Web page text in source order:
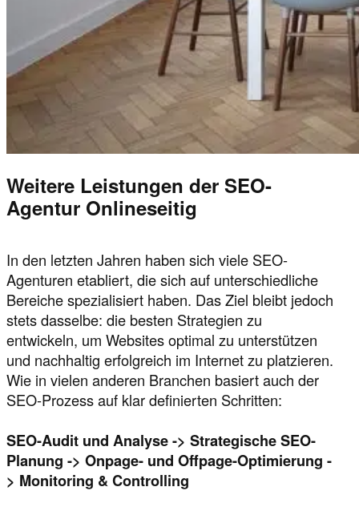
Weitere Leistungen der SEO-
Agentur Onlineseitig
In den letzten Jahren haben sich viele SEO-
Agenturen etabliert, die sich auf unterschiedliche
Bereiche spezialisiert haben. Das Ziel bleibt jedoch
stets dasselbe: die besten Strategien zu
entwickeln, um Websites optimal zu unterstützen
und nachhaltig erfolgreich im Internet zu platzieren.
Wie in vielen anderen Branchen basiert auch der
SEO-Prozess auf klar definierten Schritten:
SEO-Audit und Analyse -> Strategische SEO-
Planung -> Onpage- und Offpage-Optimierung -
> Monitoring & Controlling